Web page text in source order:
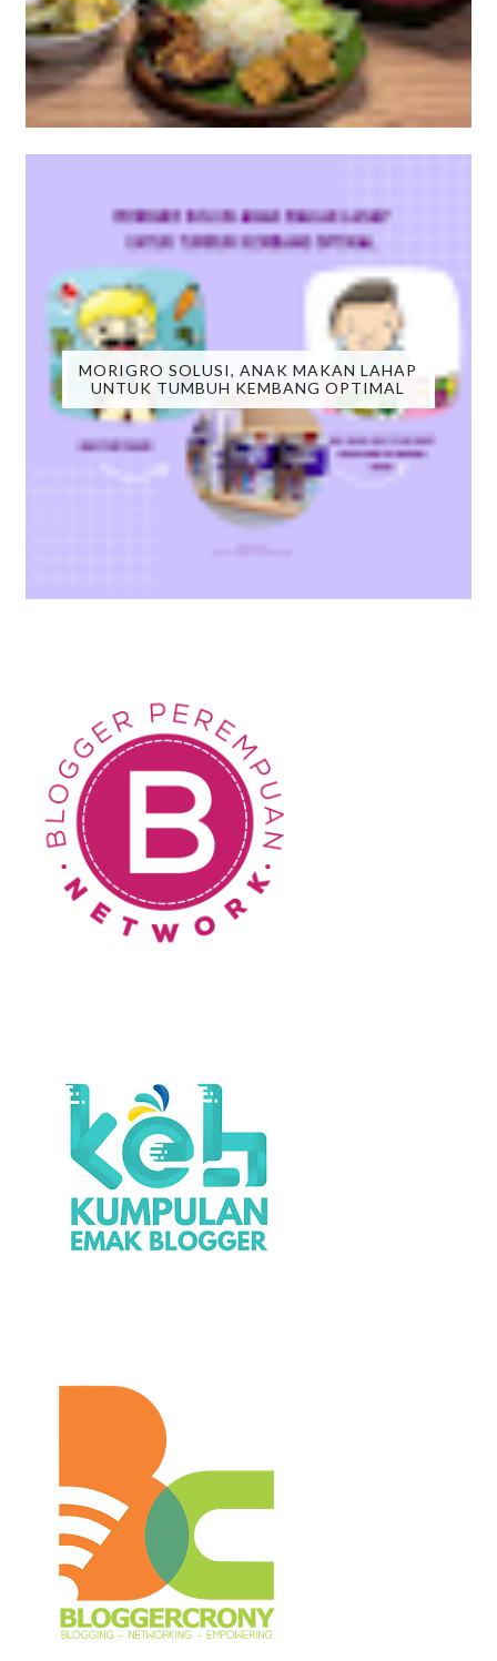
MORIGRO SOLUSI, ANAK MAKAN LAHAP
UNTUK TUMBUH KEMBANG OPTIMAL